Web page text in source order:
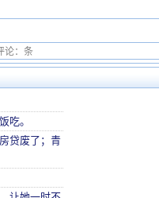
论：条
吃。
贷废了；青